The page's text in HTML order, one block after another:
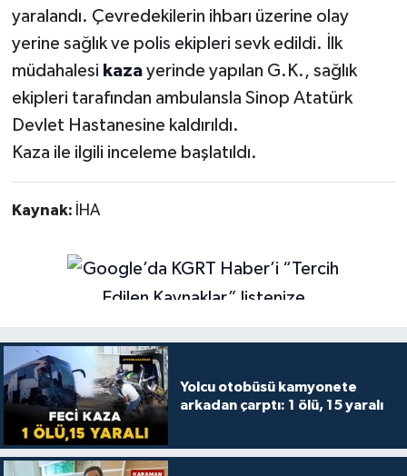
yaralandı. Çevredekilerin ihbarı üzerine olay
yerine sağlık ve polis ekipleri sevk edildi. İlk
müdahalesi kaza yerinde yapılan G.K., sağlık
ekipleri tarafından ambulansla Sinop Atatürk
Devlet Hastanesine kaldırıldı.
Kaza ile ilgili inceleme başlatıldı.
Kaynak: İHA
Yolcu otobüsü kamyonete
arkadan çarptı: 1 ölü, 15 yaralı